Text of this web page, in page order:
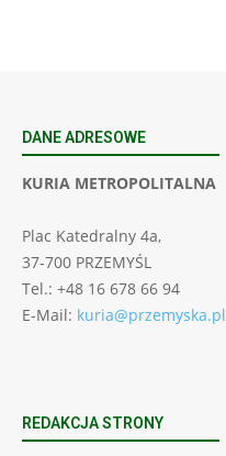
DANE ADRESOWE
KURIA METROPOLITALNA
Plac Katedralny 4a,
37-700 PRZEMYŚL
Tel.: +48 16 678 66 94
E-Mail: kuria@przemyska.pl
REDAKCJA STRONY